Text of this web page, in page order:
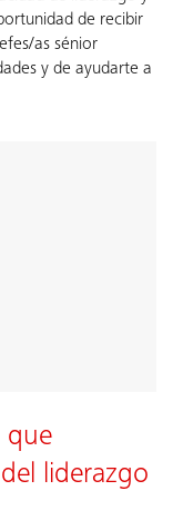
de recibir
as sénior
y de ayudarte a
que
liderazgo